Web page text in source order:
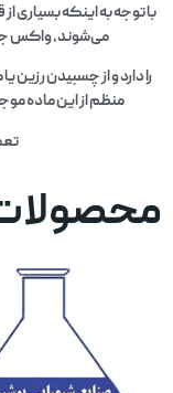
با توجه به اینکه بسیاری
می‌شوند، واکس
را دارد و از چسبیدن
منظم از این ماده